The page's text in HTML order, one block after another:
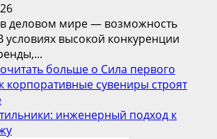
деловом мире — возможность
условиях высокой конкуренции
больше о Сила первого
корпоративные сувениры строят
инженерный подход к